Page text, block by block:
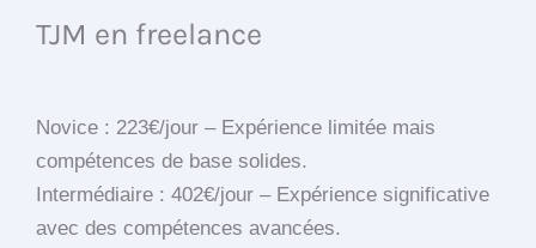
TJM en freelance
Novice : 223€/jour – Expérience limitée mais
compétences de base solides.
Intermédiaire : 402€/jour – Expérience significative
avec des compétences avancées.